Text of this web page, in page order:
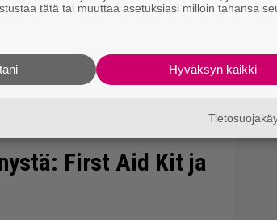
First Aid Kit ja
tätä tai muuttaa asetuksiasi milloin tahansa
Hyväksyn kaikki